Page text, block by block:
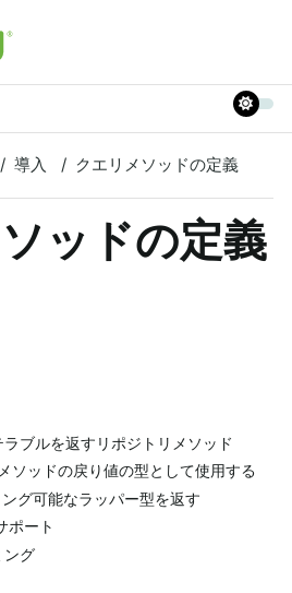
導入 クエリメソッドの定義
ッドの定義
ブルを返すリポジトリメソッド
ソッドの戻り値の型として使用する
グ可能なラッパー型を返す
ポート
ング